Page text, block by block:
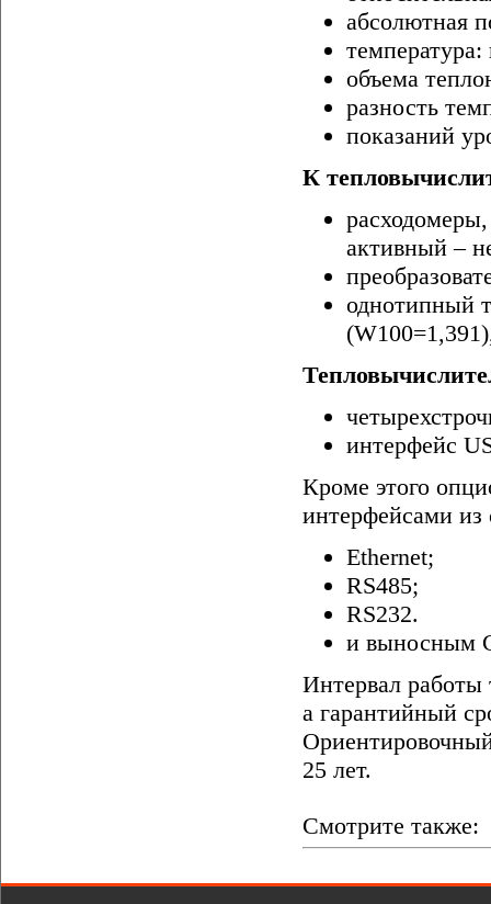
абсолютная
температура:
объема
разность
показаний
К
активный –
однотипный
интерфейс
Кроме этого
интерфейсами
Ethernet;
RS485;
RS232.
и выносным
Интервал работы
а гарантийный
25 лет.
Смотрите также: